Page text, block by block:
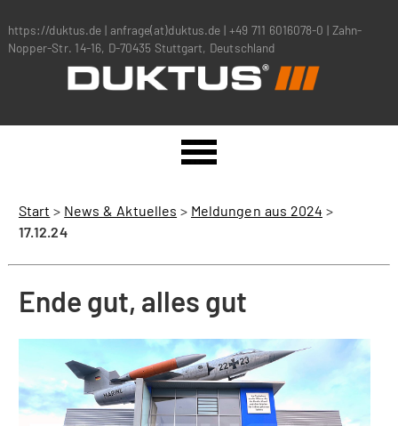
https://duktus.de | anfrage(at)duktus.de | +49 711 6016078-0 | Zahn-
Nopper-Str. 14-16, D-70435 Stuttgart, Deutschland
Start > News & Aktuelles > Meldungen aus 2024 >
17.12.24
Ende gut, alles gut